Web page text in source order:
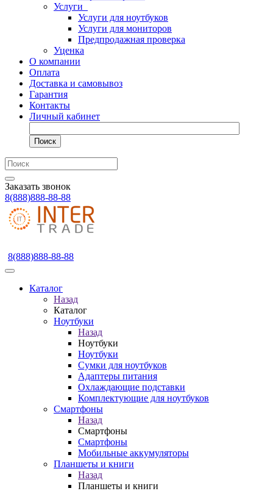
Услуги
Услуги для ноутбуков
Услуги для мониторов
Предпродажная проверка
Уценка
О компании
Оплата
Доставка и самовывоз
Гарантия
Контакты
Личный кабинет
Поиск
Заказать звонок
8(888)888-88-88
8(888)888-88-88
Каталог
Назад
Каталог
Ноутбуки
Назад
Ноутбуки
Ноутбуки
Сумки для ноутбуков
Адаптеры питания
Охлаждающие подставки
Комплектующие для ноутбуков
Смартфоны
Назад
Смартфоны
Смартфоны
Мобильные аккумуляторы
Планшеты и книги
Назад
Планшеты и книги